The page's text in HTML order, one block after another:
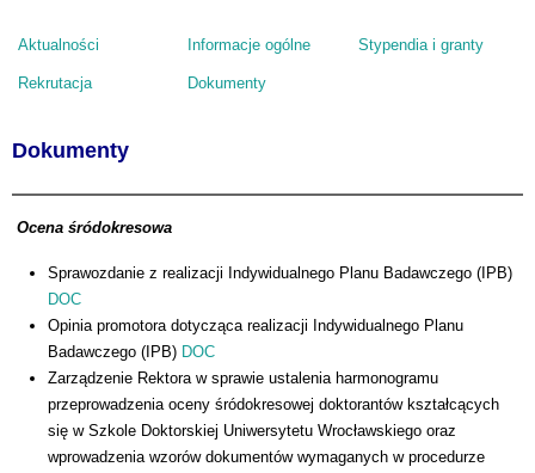
Aktualności Informacje ogólne Stypendia i granty
Rekrutacja Dokumenty
Dokumenty
Ocena śródokresowa
Sprawozdanie z realizacji Indywidualnego Planu Badawczego (IPB)
DOC
Opinia promotora dotycząca realizacji Indywidualnego Planu
Badawczego (IPB) DOC
Zarządzenie Rektora w sprawie ustalenia harmonogramu
przeprowadzenia oceny śródokresowej doktorantów kształcących
się w Szkole Doktorskiej Uniwersytetu Wrocławskiego oraz
wprowadzenia wzorów dokumentów wymaganych w procedurze